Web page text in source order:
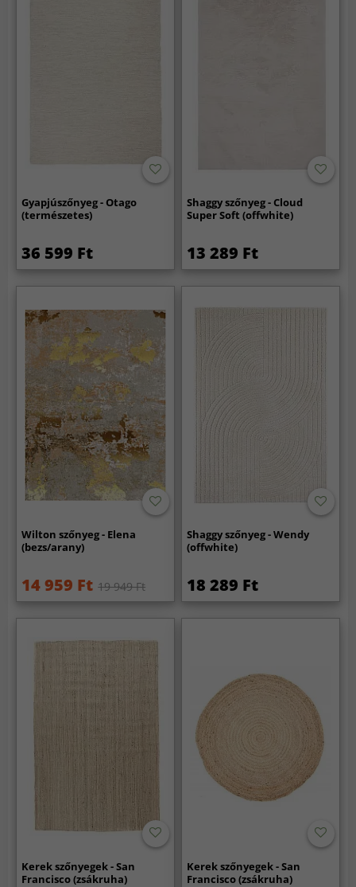
Gyapjúszőnyeg - Otago
(természetes)
36 599 Ft
Shaggy szőnyeg - Cloud
Super Soft (offwhite)
13 289 Ft
Wilton szőnyeg - Elena
(bezs/arany)
14 959 Ft 19 949 Ft
Shaggy szőnyeg - Wendy
(offwhite)
18 289 Ft
Kerek szőnyegek - San
Francisco (zsákruha)
Kerek szőnyegek - San
Francisco (zsákruha)